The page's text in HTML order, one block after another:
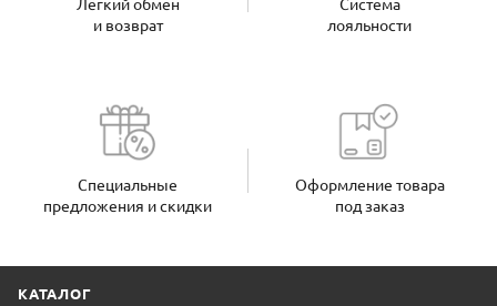
и возврат
лояльности
Специальные
предложения и скидки
Оформление товара
под заказ
КАТАЛОГ